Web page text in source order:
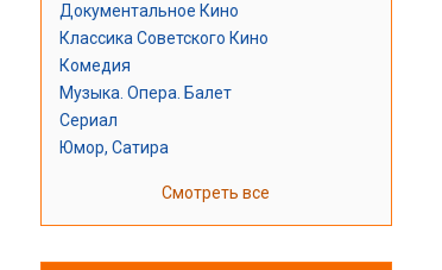
Документальное Кино
Классика Советского Кино
Комедия
Музыка. Опера. Балет
Сериал
Юмор, Сатира
Смотреть все